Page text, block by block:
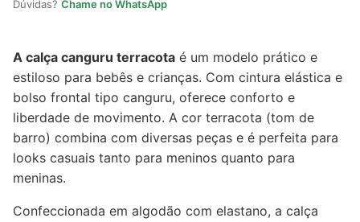
Dúvidas? Chame no WhatsApp
A calça canguru terracota é um modelo prático e
estiloso para bebês e crianças. Com cintura elástica e
bolso frontal tipo canguru, oferece conforto e
liberdade de movimento. A cor terracota (tom de
barro) combina com diversas peças e é perfeita para
looks casuais tanto para meninos quanto para
meninas.
Confeccionada em algodão com elastano, a calça